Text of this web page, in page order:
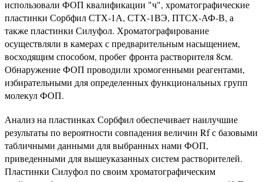
использовали ФОП квалификации "ч", хроматографические
пластинки Сорбфил СТХ-1А, СТХ-1ВЭ, ПТСХ-АФ-В, а
также пластинки Силуфол. Хроматографирование
осуществляли в камерах с предварительным насыщением,
восходящим способом, пробег фронта растворителя 8см.
Обнаружение ФОП проводили хромогенными реагентами,
избирательными для определенных функциональных групп
молекул ФОП.
Анализ на пластинках Сорбфил обеспечивает наилучшие
результаты по вероятности совпадения величин Rf с базовыми
табличными данными для выбранных нами ФОП,
приведенными для вышеуказанных систем растворителей.
Пластинки Силуфол по своим хроматографическим